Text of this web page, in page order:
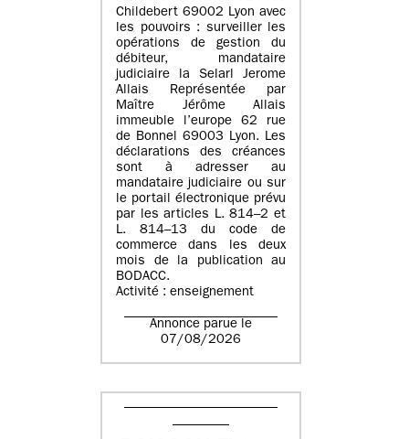
Childebert 69002 Lyon avec
les pouvoirs : surveiller les
opérations de gestion du
débiteur, mandataire
judiciaire la Selarl Jerome
Allais Représentée par
Maître Jérôme Allais
immeuble l’europe 62 rue
de Bonnel 69003 Lyon. Les
déclarations des créances
sont à adresser au
mandataire judiciaire ou sur
le portail électronique prévu
par les articles L. 814–2 et
L. 814–13 du code de
commerce dans les deux
mois de la publication au
BODACC.
Activité : enseignement
Annonce parue le
07/08/2026